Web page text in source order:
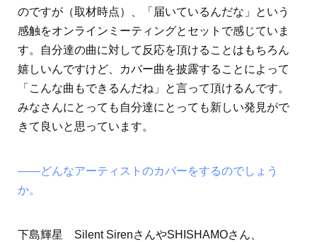
のですが（取材時点）、「届いているんだな」という
感触をオンラインミーティングとセットで感じていま
す。自分達の曲に対して反応を頂けることはもちろん
嬉しいんですけど、カバー曲を披露することによって
「こんな曲もできるんだね」と言って頂けるんです。
みなさんにとっても自分達にとっても新しい発見がで
きて良いと思っています。
――どんなアーティストのカバーをするのでしょう
か。
下島輝星 Silent SirenさんやSHISHAMOさん、